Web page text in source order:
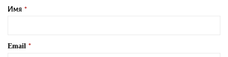
Имя
Email